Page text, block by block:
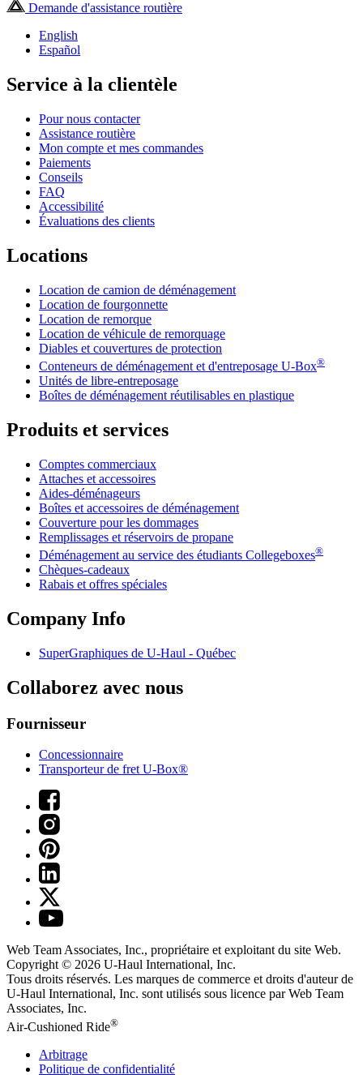
Demande d'assistance routière
English
Español
Service à la clientèle
Pour nous contacter
Assistance routière
Mon compte et mes commandes
Paiements
Conseils
FAQ
Accessibilité
Évaluations des clients
Locations
Location de camion de déménagement
Location de fourgonnette
Location de remorque
Location de véhicule de remorquage
Diables et couvertures de protection
Conteneurs de déménagement et d'entreposage U-Box®
Unités de libre-entreposage
Boîtes de déménagement réutilisables en plastique
Produits et services
Comptes commerciaux
Attaches et accessoires
Aides-déménageurs
Boîtes et accessoires de déménagement
Couverture pour les dommages
Remplissages et réservoirs de propane
Déménagement au service des étudiants Collegeboxes®
Chèques-cadeaux
Rabais et offres spéciales
Company Info
SuperGraphiques de U-Haul - Québec
Collaborez avec nous
Fournisseur
Concessionnaire
Transporteur de fret U-Box®
Web Team Associates, Inc., propriétaire et exploitant du site Web.
Copyright © 2026 U-Haul International, Inc.
Tous droits réservés. Les marques de commerce et droits d'auteur de
U-Haul International, Inc. sont utilisés sous licence par Web Team
Associates, Inc.
Air-Cushioned Ride®
Arbitrage
Politique de confidentialité